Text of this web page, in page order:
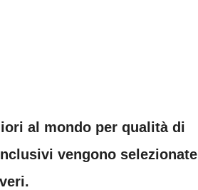
al mondo per qualità di
vengono selezionate